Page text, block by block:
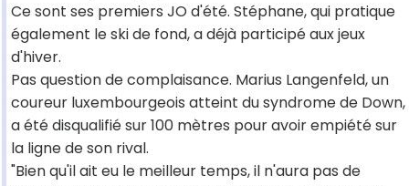
Ce sont ses premiers JO d'été. Stéphane, qui pratique
également le ski de fond, a déjà participé aux jeux
d'hiver.
Pas question de complaisance. Marius Langenfeld, un
coureur luxembourgeois atteint du syndrome de Down,
a été disqualifié sur 100 mètres pour avoir empiété sur
la ligne de son rival.
"Bien qu'il ait eu le meilleur temps, il n'aura pas de